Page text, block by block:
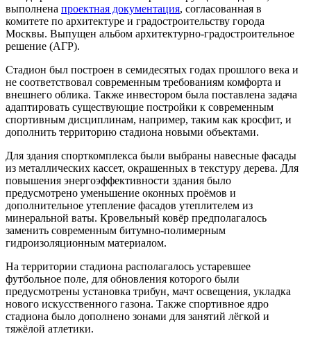
выполнена проектная документация, согласованная в
комитете по архитектуре и градостроительству города
Москвы. Выпущен альбом архитектурно-градостроительное
решение (АГР).
Стадион был построен в семидесятых годах прошлого века и
не соответствовал современным требованиям комфорта и
внешнего облика. Также инвестором была поставлена задача
адаптировать существующие постройки к современным
спортивным дисциплинам, например, таким как кросфит, и
дополнить территорию стадиона новыми объектами.
Для здания спорткомплекса были выбраны навесные фасады
из металлических кассет, окрашенных в текстуру дерева. Для
повышения энергоэффективности здания было
предусмотрено уменьшение оконных проёмов и
дополнительное утепление фасадов утеплителем из
минеральной ваты. Кровельный ковёр предполагалось
заменить современным битумно-полимерным
гидроизоляционным материалом.
На территории стадиона располагалось устаревшее
футбольное поле, для обновления которого были
предусмотрены установка трибун, мачт освещения, укладка
нового искусственного газона. Также спортивное ядро
стадиона было дополнено зонами для занятий лёгкой и
тяжёлой атлетики.